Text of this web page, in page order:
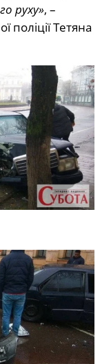
руху», –
поліції Тетяна